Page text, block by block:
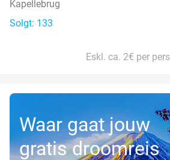
Kapellebrug
Solgt: 133
Eskl. ca. 2€ per
Waar gaat jouw
gratis droomreis